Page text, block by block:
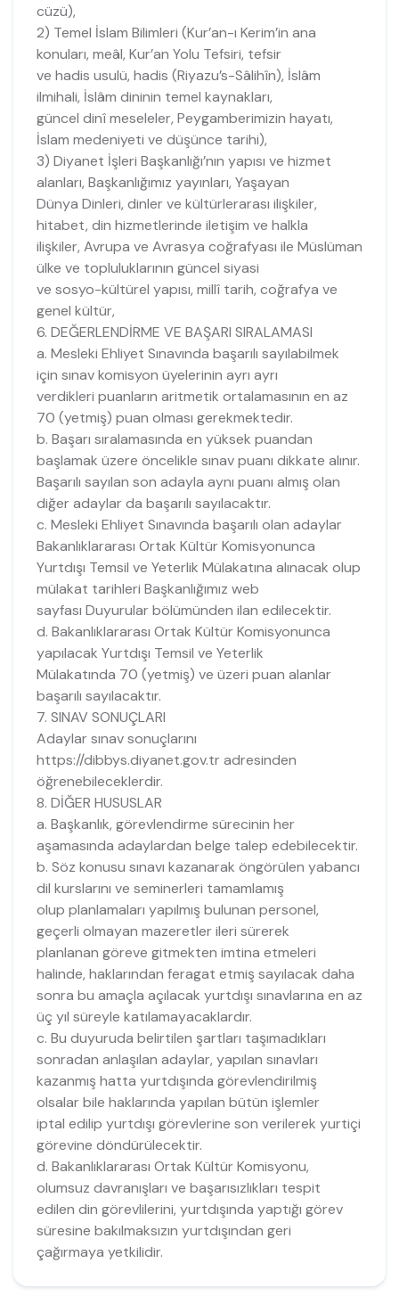
cüzü),
2) Temel İslam Bilimleri (Kur’an-ı Kerim’in ana
konuları, meâl, Kur’an Yolu Tefsiri, tefsir
ve hadis usulü, hadis (Riyazu’s-Sâlihîn), İslâm
ilmihali, İslâm dininin temel kaynakları,
güncel dinî meseleler, Peygamberimizin hayatı,
İslam medeniyeti ve düşünce tarihi),
3) Diyanet İşleri Başkanlığı’nın yapısı ve hizmet
alanları, Başkanlığımız yayınları, Yaşayan
Dünya Dinleri, dinler ve kültürlerarası ilişkiler,
hitabet, din hizmetlerinde iletişim ve halkla
ilişkiler, Avrupa ve Avrasya coğrafyası ile Müslüman
ülke ve topluluklarının güncel siyasi
ve sosyo-kültürel yapısı, millî tarih, coğrafya ve
genel kültür,
6. DEĞERLENDİRME VE BAŞARI SIRALAMASI
a. Mesleki Ehliyet Sınavında başarılı sayılabilmek
için sınav komisyon üyelerinin ayrı ayrı
verdikleri puanların aritmetik ortalamasının en az
70 (yetmiş) puan olması gerekmektedir.
b. Başarı sıralamasında en yüksek puandan
başlamak üzere öncelikle sınav puanı dikkate alınır.
Başarılı sayılan son adayla aynı puanı almış olan
diğer adaylar da başarılı sayılacaktır.
c. Mesleki Ehliyet Sınavında başarılı olan adaylar
Bakanlıklararası Ortak Kültür Komisyonunca
Yurtdışı Temsil ve Yeterlik Mülakatına alınacak olup
mülakat tarihleri Başkanlığımız web
sayfası Duyurular bölümünden ilan edilecektir.
d. Bakanlıklararası Ortak Kültür Komisyonunca
yapılacak Yurtdışı Temsil ve Yeterlik
Mülakatında 70 (yetmiş) ve üzeri puan alanlar
başarılı sayılacaktır.
7. SINAV SONUÇLARI
Adaylar sınav sonuçlarını
https://dibbys.diyanet.gov.tr adresinden
öğrenebileceklerdir.
8. DİĞER HUSUSLAR
a. Başkanlık, görevlendirme sürecinin her
aşamasında adaylardan belge talep edebilecektir.
b. Söz konusu sınavı kazanarak öngörülen yabancı
dil kurslarını ve seminerleri tamamlamış
olup planlamaları yapılmış bulunan personel,
geçerli olmayan mazeretler ileri sürerek
planlanan göreve gitmekten imtina etmeleri
halinde, haklarından feragat etmiş sayılacak daha
sonra bu amaçla açılacak yurtdışı sınavlarına en az
üç yıl süreyle katılamayacaklardır.
c. Bu duyuruda belirtilen şartları taşımadıkları
sonradan anlaşılan adaylar, yapılan sınavları
kazanmış hatta yurtdışında görevlendirilmiş
olsalar bile haklarında yapılan bütün işlemler
iptal edilip yurtdışı görevlerine son verilerek yurtiçi
görevine döndürülecektir.
d. Bakanlıklararası Ortak Kültür Komisyonu,
olumsuz davranışları ve başarısızlıkları tespit
edilen din görevlilerini, yurtdışında yaptığı görev
süresine bakılmaksızın yurtdışından geri
çağırmaya yetkilidir.